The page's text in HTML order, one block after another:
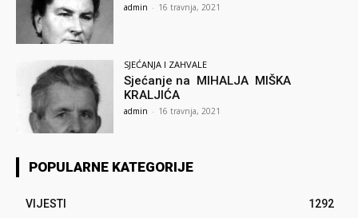
admin - 16 travnja, 2021
SJEĆANJA I ZAHVALE
Sjećanje na MIHALJA MIŠKA
KRALJIĆA
admin - 16 travnja, 2021
POPULARNE KATEGORIJE
VIJESTI
1292